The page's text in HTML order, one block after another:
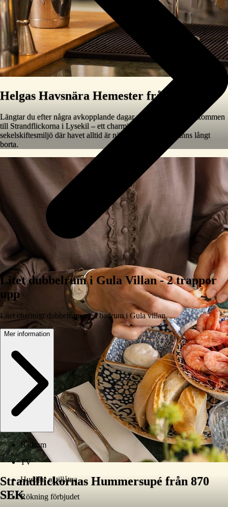
Helgas Havsnära Hemester från 974 SEK
Längtar du efter några avkopplande dagar på västkusten? Välkommen
till Strandflickorna i Lysekil – ett charmigt hotell i unik
sekelskiftesmiljö där havet alltid är nära och vardagen känns långt
borta.
Strandflickornas Hummersupé från 870
SEK
Litet dubbelrum i Gula Villan - 2 trappor
upp
Litet charmigt dubbelrum med badrum i Gula villan
Mer information
Badrum
TV
Husdjur ej tillåtna
Rökning förbjudet